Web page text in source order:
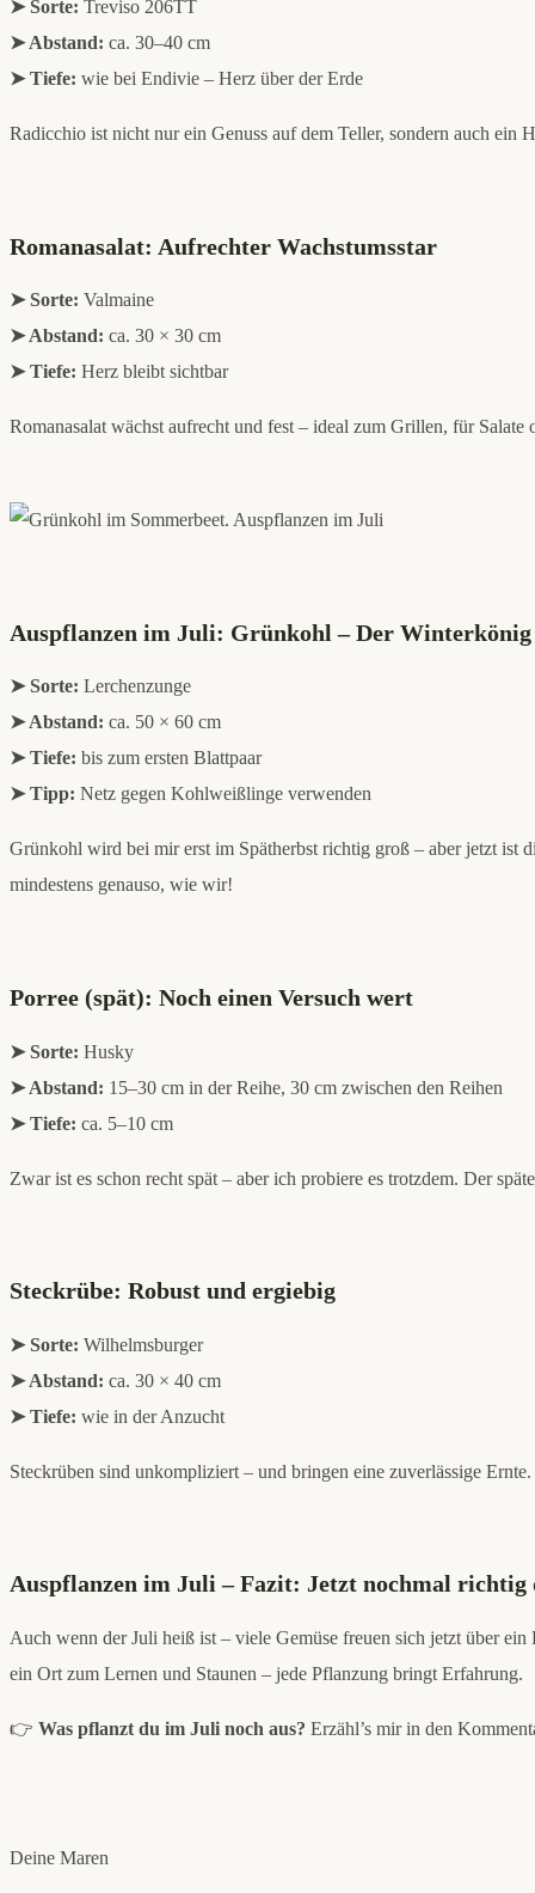
➤ Sorte: Treviso 206TT
➤ Abstand: ca. 30–40 cm
➤ Tiefe: wie bei Endivie – Herz über der Erde
Radicchio ist nicht nur ein Genuss auf dem Teller, sondern auch
Romanasalat: Aufrechter Wachstumsstar
➤ Sorte: Valmaine
➤ Abstand: ca. 30 × 30 cm
➤ Tiefe: Herz bleibt sichtbar
Romanasalat wächst aufrecht und fest – ideal zum Grillen, für
Auspflanzen im Juli: Grünkohl – Der Winterkönig
➤ Sorte: Lerchenzunge
➤ Abstand: ca. 50 × 60 cm
➤ Tiefe: bis zum ersten Blattpaar
➤ Tipp: Netz gegen Kohlweißlinge verwenden
Grünkohl wird bei mir erst im Spätherbst richtig groß – aber jetzt ist
mindestens genauso, wie wir!
Porree (spät): Noch einen Versuch wert
➤ Sorte: Husky
➤ Abstand: 15–30 cm in der Reihe, 30 cm zwischen den Reihen
➤ Tiefe: ca. 5–10 cm
Zwar ist es schon recht spät – aber ich probiere es trotzdem. Der
Steckrübe: Robust und ergiebig
➤ Sorte: Wilhelmsburger
➤ Abstand: ca. 30 × 40 cm
➤ Tiefe: wie in der Anzucht
Steckrüben sind unkompliziert – und bringen eine zuverlässige
Auspflanzen im Juli – Fazit: Jetzt nochmal richtig
Auch wenn der Juli heiß ist – viele Gemüse freuen sich jetzt über
ein Ort zum Lernen und Staunen – jede Pflanzung bringt Erfahrung.
👉 Was pflanzt du im Juli noch aus? Erzähl’s mir in den
Deine Maren